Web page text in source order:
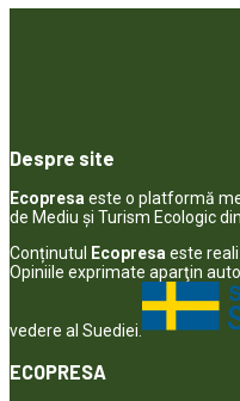
Despre site
Ecopresaeste o platformă
de Mediu și Turism Ecologic
Conținutul
Ecopresaeste
Opiniile exprimate aparţin
vedere al Suediei.
ECOPRESA